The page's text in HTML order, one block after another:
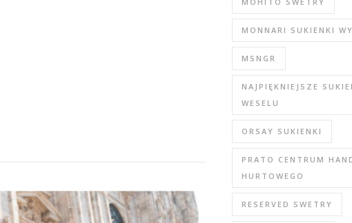
MONNARI SUKIENKI
MSNGR
NAJPIĘKNIEJSZE
WESELU
ORSAY SUKIENKI
PRATO CENTRUM
HURTOWEGO
RESERVED SWETRY